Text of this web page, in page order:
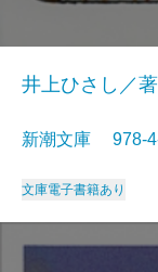
井上ひさし／著
新潮文庫 978-
文庫電子書籍あり